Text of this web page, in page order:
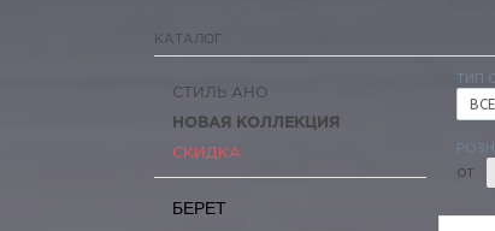
КАТАЛОГ
ТИП
ВСЕ
ОТ
СТИЛЬ АНО
НОВАЯ КОЛЛЕКЦИЯ
СКИДКА
БЕРЕТ